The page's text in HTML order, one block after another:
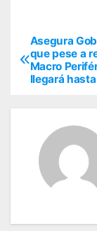
N
c
Asegura
que pese a
Macro
llegará